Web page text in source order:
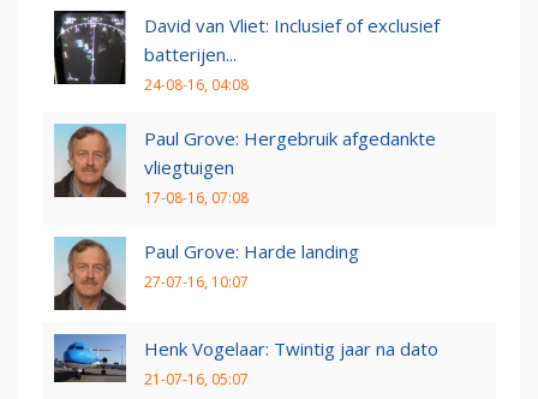
David van Vliet: Inclusief of exclusief
batterijen...
24-08-16, 04:08
Paul Grove: Hergebruik afgedankte
vliegtuigen
17-08-16, 07:08
Paul Grove: Harde landing
27-07-16, 10:07
Henk Vogelaar: Twintig jaar na dato
21-07-16, 05:07